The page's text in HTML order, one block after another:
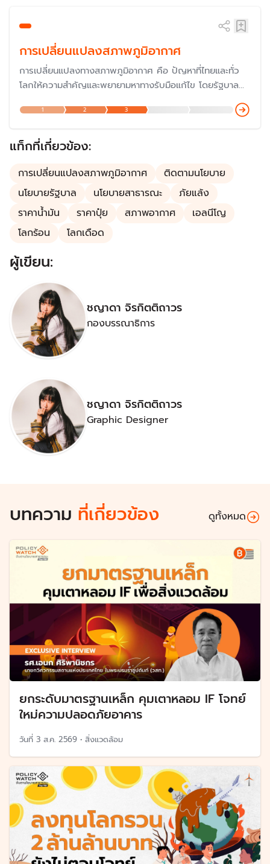
การเปลี่ยนแปลงสภาพภูมิอากาศ
การเปลี่ยนแปลงทางสภาพภูมิอากาศ คือ ปัญหาที่ไทยและทั่ว
โลกให้ความสำคัญและพยายามหาทางรับมือแก้ไข โดยรัฐบาล
ประกาศสานต่อนโยบาย Carbon Neutrality (ความเป็นกลาง
ทางคาร์บอน) เพื่อให้ประเทศไทยเป็นผู้นำของอาเซียนในด้านการ
ลดการปล่อยก๊าซคาร์บอนไดออกไซด์ โดยในปี 2567 ได้เข้า
ร่วมประชุม COP29 เพื่อแสดงบทบาทความร่วมมือกับ
1 2 3
แท็กที่เกี่ยวข้อง:
การเปลี่ยนแปลงสภาพภูมิอากาศ
ติดตามนโยบาย
นโยบายรัฐบาล
นโยบายสาธารณะ
ภัยแล้ง
ราคาน้ำมัน
ราคาปุ๋ย สภาพอากาศ
เอลนีโญ
โลกร้อน
โลกเดือด
ผู้เขียน:
ชญาดา จิรกิตติถาวร
กองบรรณาธิการ
ชญาดา จิรกิตติถาวร
Graphic Designer
บทความ ที่เกี่ยวข้อง ดูทั้งหมด
ยกระดับมาตรฐานเหล็ก คุมเตาหลอม IF โจทย์
ใหม่ความปลอดภัยอาคาร
วันที่ 3 ส.ค. 2569 • สิ่งแวดล้อม